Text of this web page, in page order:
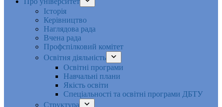
Історія
Керівництво
Наглядова рада
Вчена рада
Профспілковий комітет
Освітня діяльність
Освітні програми
Навчальні плани
Якість освіти
Спеціальності та освітні програми ДБТУ
Структура